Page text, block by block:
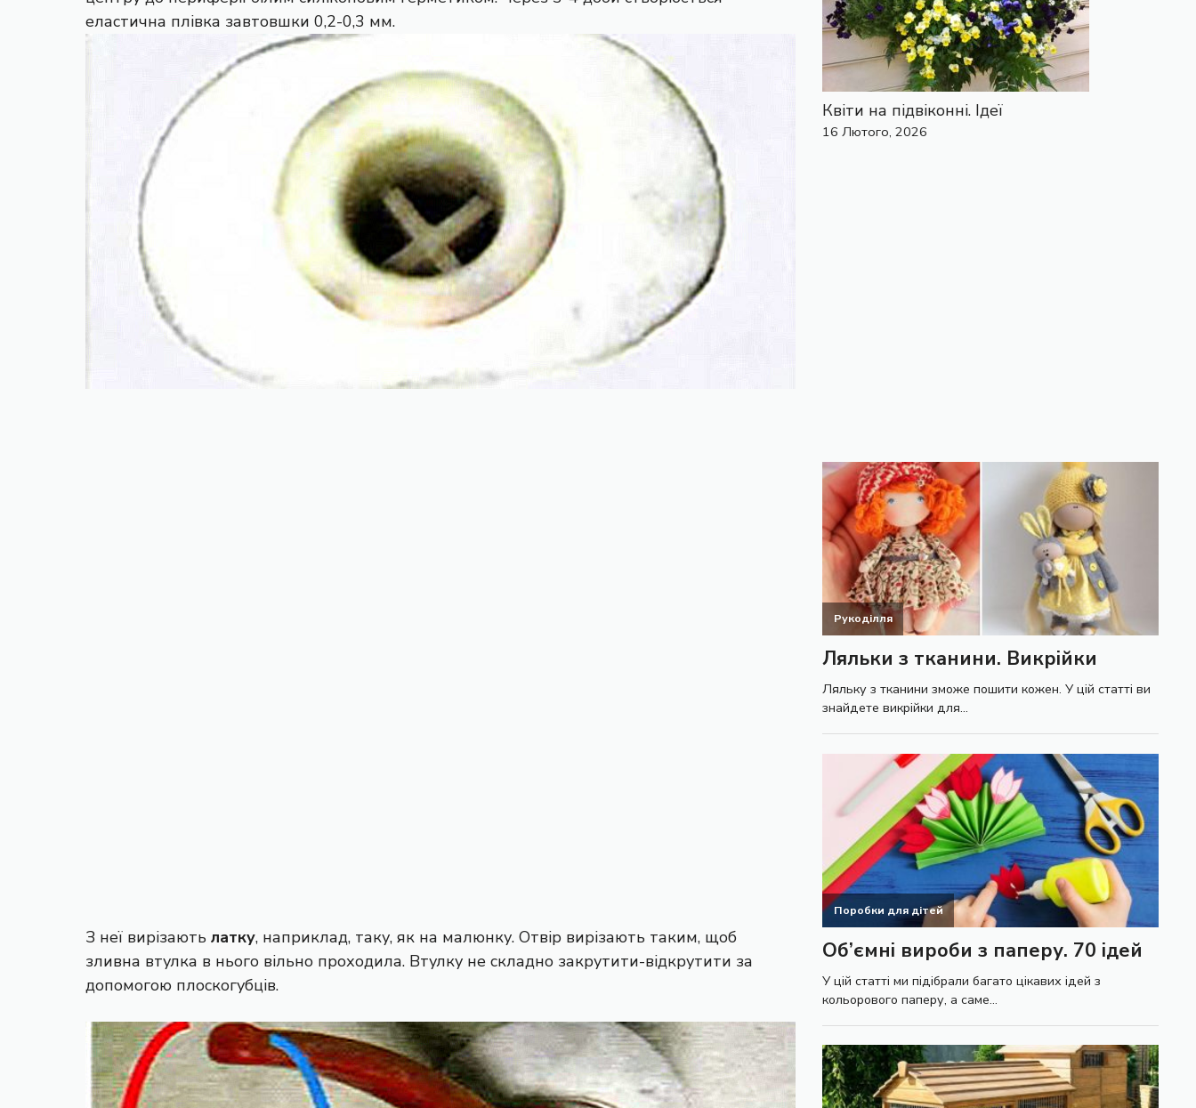
еластична плівка завтовшки 0,2-0,3 мм.
З неї вирізають латку, наприклад, таку, як на малюнку. Отвір вирізають таким, щоб
зливна втулка в нього вільно проходила. Втулку не складно закрутити-відкрутити за
допомогою плоскогубців.
Квіти на підвіконні. Ідеї
16 Лютого, 2026